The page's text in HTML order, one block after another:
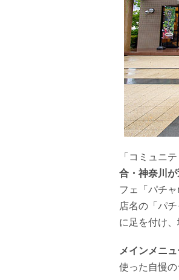
「コミュニ
合・神奈川
フェ「パチャ
店名の「パ
に足を付け
メインメニ
使った自慢の